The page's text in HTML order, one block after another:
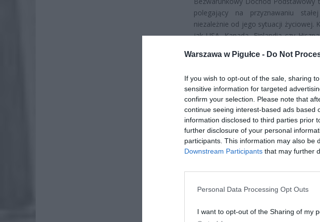
Warszawa w Pigułce - Do Not
If you wish to opt-out of the sale, sharing
sensitive information for targeted
confirm your selection. Please note that
continue seeing interest-based ads based
information disclosed to third parties prior
further disclosure of your personal
participants. This information may also be
Downstream Participants that may further
Personal Data Processing Opt Outs
I want to opt-out of the Sharing of my
polegający na przyznawaniu
niezależnie od jego sytuacji życiowej.
jak USA, Kanada, Finlandia czy